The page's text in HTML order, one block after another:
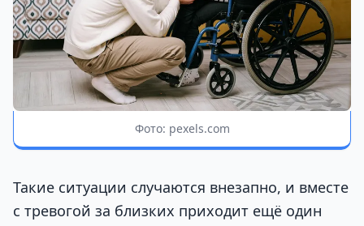
Фото: pexels.com
Такие ситуации случаются внезапно, и вместе
с тревогой за близких приходит ещё один